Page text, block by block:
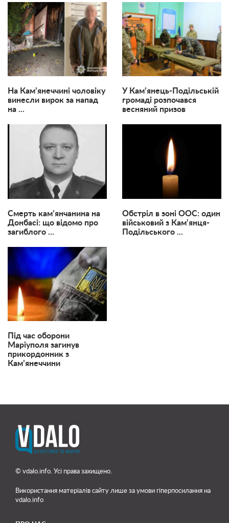
На Кам’янеччині чоловіку
винесли вирок за напад
на ...
У Кам’янець-Подільській
громаді розпочався
весняний призов
Смерть кам’янчанина на
Донбасі: що відомо про
загиблого ...
Обстріл в зоні ООС: один
військовий з Кам’янця-
Подільського ...
Під час оборони
Маріуполя загинув
прикордонник з
Кам’янеччини
© vdalo.info. Усі права захищено.
Використання матеріалів сайту лише за умови гіперпосилання на
vdalo.info